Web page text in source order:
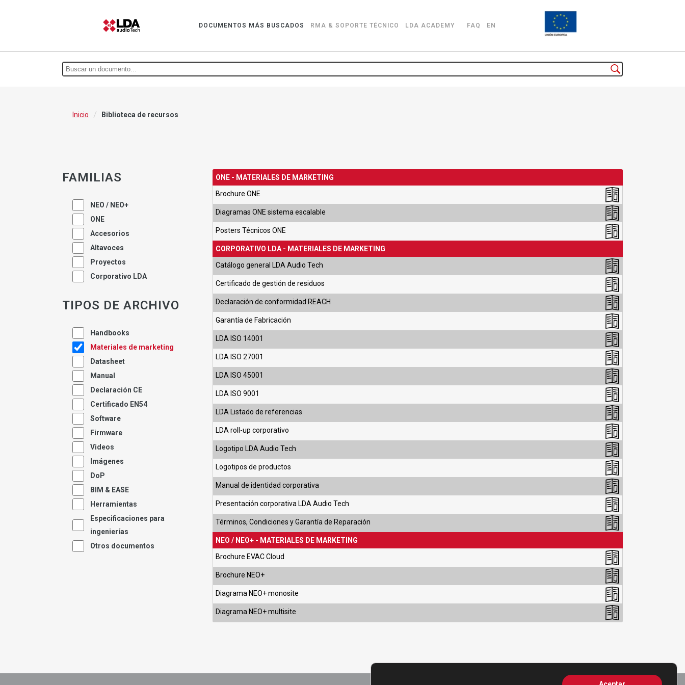
DOCUMENTOS MÁS BUSCADOS RMA & SOPORTE TÉCNICO LDA ACADEMY FAQ EN
Inicio / Biblioteca de recursos
FAMILIAS
NEO / NEO+
ONE
Accesorios
Altavoces
Proyectos
Corporativo LDA
TIPOS DE ARCHIVO
Handbooks
Materiales de marketing
Datasheet
Manual
Declaración CE
Certificado EN54
Software
Firmware
Videos
Imágenes
DoP
BIM & EASE
Herramientas
Especificaciones para
ingenierías
Otros documentos
ONE - MATERIALES DE MARKETING
Brochure ONE
Diagramas ONE sistema escalable
Posters Técnicos ONE
CORPORATIVO LDA - MATERIALES DE MARKETING
Catálogo general LDA Audio Tech
Certificado de gestión de residuos
Declaración de conformidad REACH
Garantía de Fabricación
LDA ISO 14001
LDA ISO 27001
LDA ISO 45001
LDA ISO 9001
LDA Listado de referencias
LDA roll-up corporativo
Logotipo LDA Audio Tech
Logotipos de productos
Manual de identidad corporativa
Presentación corporativa LDA Audio Tech
Términos, Condiciones y Garantía de Reparación
NEO / NEO+ - MATERIALES DE MARKETING
Brochure EVAC Cloud
Brochure NEO+
Diagrama NEO+ monosite
Diagrama NEO+ multisite